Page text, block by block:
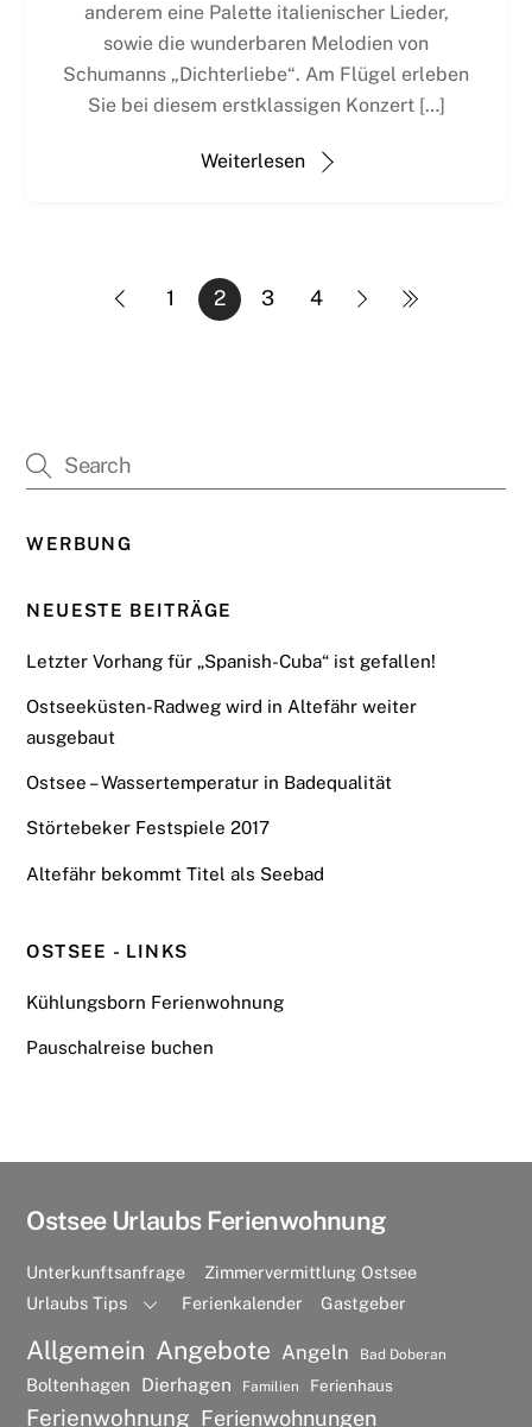
anderem eine Palette italienischer Lieder,
sowie die wunderbaren Melodien von
Schumanns „Dichterliebe“. Am Flügel erleben
Sie bei diesem erstklassigen Konzert […]
Weiterlesen
1 2 3 4
WERBUNG
NEUESTE BEITRÄGE
Letzter Vorhang für „Spanish-Cuba“ ist gefallen!
Ostseeküsten-Radweg wird in Altefähr weiter
ausgebaut
Ostsee – Wassertemperatur in Badequalität
Störtebeker Festspiele 2017
Altefähr bekommt Titel als Seebad
OSTSEE - LINKS
Kühlungsborn Ferienwohnung
Pauschalreise buchen
Ostsee Urlaubs Ferienwohnung
Unterkunftsanfrage
Zimmervermittlung Ostsee
Urlaubs Tips
Ferienkalender Gastgeber
Allgemein Angebote Angeln Bad Doberan
Boltenhagen Dierhagen Familien Ferienhaus
Ferienwohnung Ferienwohnungen